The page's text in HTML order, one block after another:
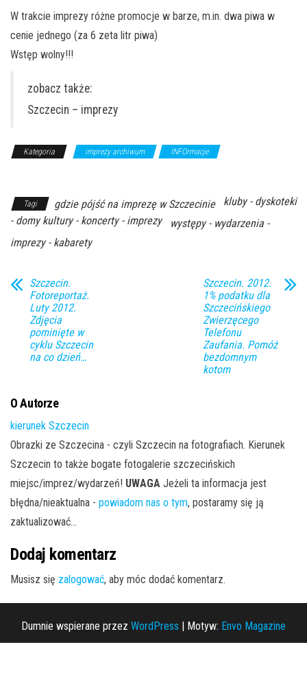
W trakcie imprezy różne promocje w barze, m.in. dwa piwa w
cenie jednego (za 6 zeta litr piwa)
Wstęp wolny!!!
zobacz także:
Szczecin – imprezy
Kategoria imprezy archiwum INFOrmacje
Tagi gdzie pójść na imprezę w Szczecinie
kluby - dyskoteki
- domy kultury - koncerty - imprezy
występy - wydarzenia -
imprezy - kabarety
Szczecin.
Fotoreportaż.
Luty 2012.
Zdjęcia
pominięte w
cyklu Szczecin
na co dzień…
Szczecin. 2012.
1% podatku dla
Szczecińskiego
Zwierzęcego
Telefonu
Zaufania. Pomóż
bezdomnym
kotom
O Autorze
kierunek Szczecin
Obrazki ze Szczecina - czyli Szczecin na fotografiach. Kierunek
Szczecin to także bogate fotogalerie szczecińskich
miejsc/imprez/wydarzeń! UWAGA Jeżeli ta informacja jest
błędna/nieaktualna - powiadom nas o tym, postaramy się ją
zaktualizować...
Dodaj komentarz
Musisz się zalogować, aby móc dodać komentarz.
Dumnie wspierane przez WordPress | Motyw: Envo Magazine